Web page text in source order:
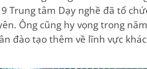
Trung tâm Dạy nghề đã tổ
Ông cũng hy vọng trong
đào tạo thêm về lĩnh vực